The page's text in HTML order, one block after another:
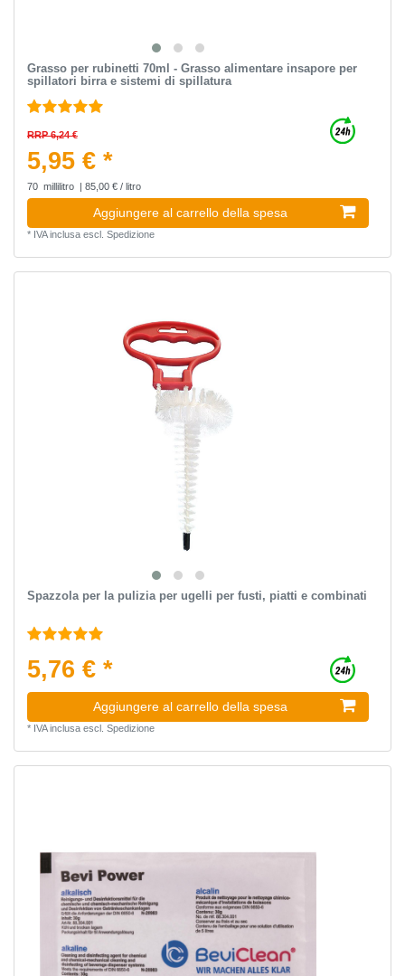
Grasso per rubinetti 70ml - Grasso alimentare insapore per
spillatori birra e sistemi di spillatura
RRP 6,24 €
5,95 € *
70 millilitro | 85,00 € / litro
Aggiungere al carrello della spesa
* IVA inclusaescl. Spedizione
Spazzola per la pulizia per ugelli per fusti, piatti e combinati
5,76 € *
Aggiungere al carrello della spesa
* IVA inclusaescl. Spedizione